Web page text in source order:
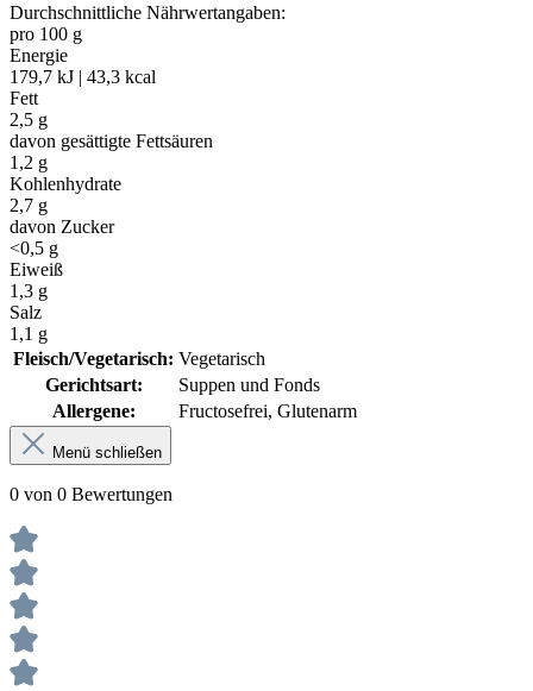
Durchschnittliche Nährwertangaben:
pro 100 g
Energie
179,7 kJ | 43,3 kcal
Fett
2,5 g
davon gesättigte Fettsäuren
1,2 g
Kohlenhydrate
2,7 g
davon Zucker
<0,5 g
Eiweiß
1,3 g
Salz
1,1 g
Fleisch/Vegetarisch: Vegetarisch
Gerichtsart:
Suppen und Fonds
Allergene:
Fructosefrei, Glutenarm
Menü schließen
0 von 0 Bewertungen